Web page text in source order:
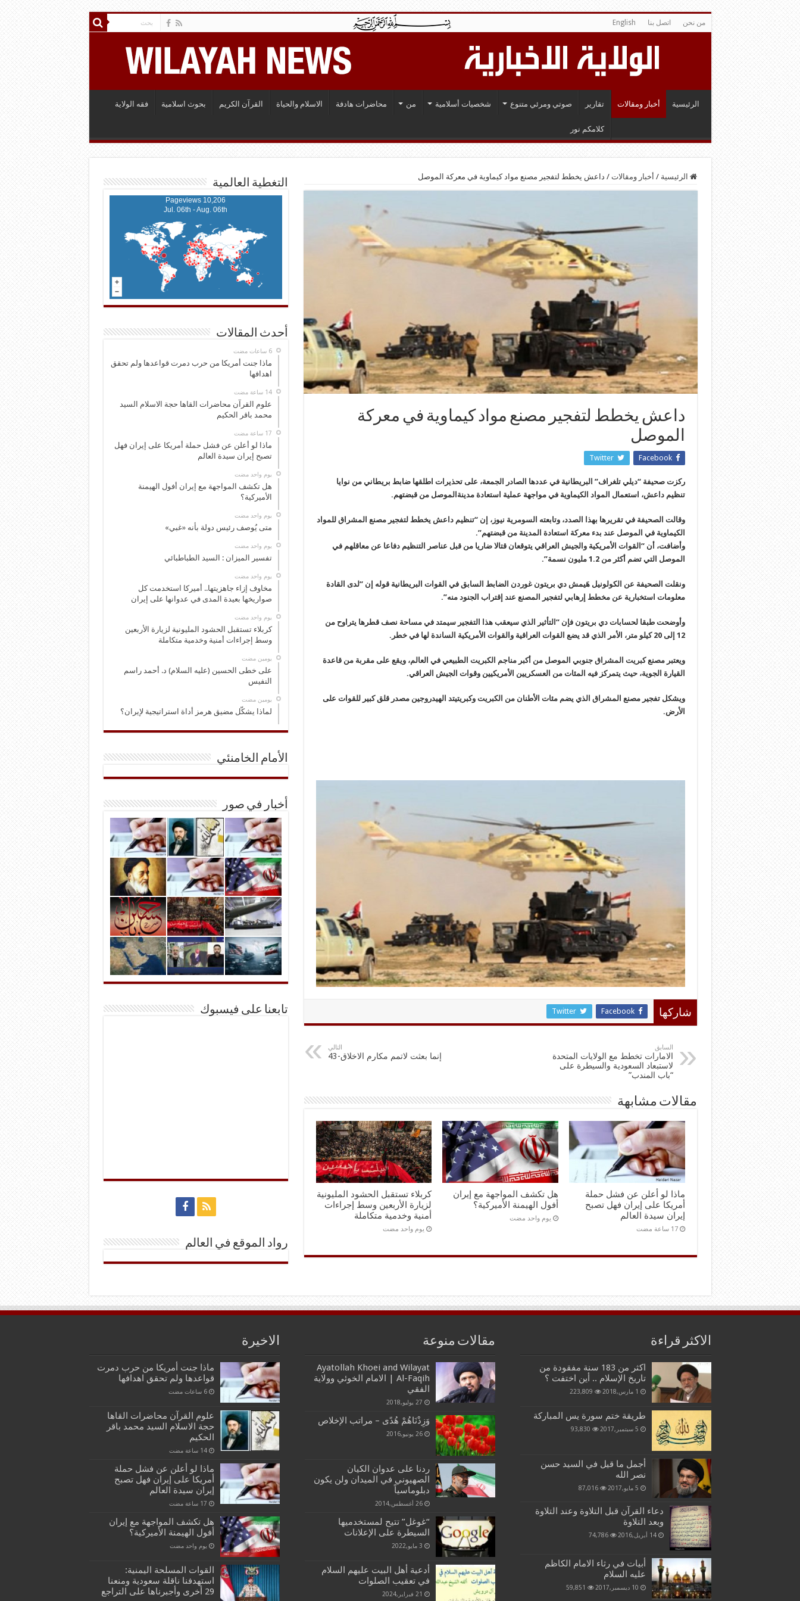
من نحن اتصل بنا English
الرئيسية أخبار ومقالات تقارير صوتي ومرئي متنوع شخصيات أسلامية من محاضرات هادفة الاسلام والحياة القرآن الكريم بحوث اسلامية فقه الولاية
كلامكم نور
الرئيسية / أخبار ومقالات / داعش يخطط لتفجير مصنع مواد كيماوية في معركة الموصل
داعش يخطط لتفجير مصنع مواد كيماوية في معركة
الموصل
Facebook
Twitter
ركزت صحيفة “ديلي تلغراف” البريطانية في عددها الصادر الجمعة، على تحذيرات اطلقها ضابط بريطاني من نوايا
تنظيمداعش، استعمال المواد الكيماوية في مواجهة عملية استعادة مدينة الموصل من قبضتهم.
وقالت الصحيفة في تقريرها بهذا الصدد، وتابعته السومرية نيوز، إن “تنظيم داعش يخطط لتفجير مصنع المشراق للمواد
الكيماوية في الموصل عند بدء معركة استعادة المدينة من قبضتهم”.
وأضافت، أن “القوات الأمريكية والجيش العراقي يتوقعان قتالا ضاريا من قبل عناصر التنظيم دفاعا عن معاقلهم في
الموصل التي تضم أكثر من 1.2 مليون نسمة”.
ونقلت الصحيفة عن الكولونيل هَيمشدي بريتون غوردن الضابط السابق في القوات البريطانية قوله إن “لدى القادة
معلومات استخبارية عن مخطط إرهابي لتفجير المصنع عند إقتراب الجنود منه”.
وأوضحت طبقا لحسابات دي بريتون فإن “التأثير الذي سيعقب هذا التفجير سيمتد في مساحة نصف قطرها يتراوح من
12 إلى 20 كيلو متر، الأمر الذي قد يضع القوات العراقية والقوات الأمريكية الساندة لها في خطر.
ويعتبر مصنع كبريت المشراق جنوبي الموصل من أكبر مناجم الكبريت الطبيعي في العالم، ويقع على مقربة من قاعدة
القيارة الجوية، حيث يتمركز فيه المئات من العسكريين الأمريكيين وقوات الجيش العراقي.
ويشكل تفجير مصنع المشراق الذي يضم مئات الأطنان من الكبريت وكبريتيتد الهيدروجين مصدر قلق كبير للقوات على
الأرض.
شاركها Facebook
Twitter
السابق
الامارات تخطط مع الولايات المتحدة
لاستبعاد السعودية والسيطرة على
“باب المندب”
التالي
إنما بعثت لاتمم مكارم الاخلاق-43
مقالات مشابهة
ماذا لو أعلن عن فشل حملة
أمريكا على إيران فهل تصبح
إيران سيدة العالم
‏17 ساعة مضت
هل تكشف المواجهة مع إيران
أفول الهيمنة الأميركية؟
‏يوم واحد مضت
كربلاء تستقبل الحشود المليونية
لزيارة الأربعين وسط إجراءات
أمنية وخدمية متكاملة
‏يوم واحد مضت
التغطية العالمية
10,206 Pageviews
Jul. 06th - Aug. 06th
أحدث المقالات
‏6 ساعات مضت
ماذا جنت أمريكا من حرب دمرت قواعدها ولم تحقق
اهدافها
‏14 ساعة مضت
علوم القرآن محاضرات القاها حجة الاسلام السيد
محمد باقر الحكيم
ماذا لو أعلن عن فشل حملة أمريكا على إيران فهل
تصبح إيران سيدة العالم
‏يوم واحد مضت
هل تكشف المواجهة مع إيران أفول الهيمنة
الأميركية؟
‏يوم واحد مضت
متى يُوصف رئيس دولة بأنه «غبي»
‏يوم واحد مضت
تفسير الميزان : السيد الطباطبائي
‏يوم واحد مضت
مخاوف إزاء جاهزيتها.. أميركا استخدمت كل
صواريخها بعيدة المدى في عدوانها على إيران
‏يوم واحد مضت
كربلاء تستقبل الحشود المليونية لزيارة الأربعين
وسط إجراءات أمنية وخدمية متكاملة
‏يومين مضت
على خطى الحسين (عليه السلام) د. أحمد راسم
النفيس
‏يومين مضت
لماذا يشكّل مضيق هرمز أداة استراتيجية لإيران؟
الأمام الخامنئي
أخبار في صور
تابعنا على فيسبوك
رواد الموقع في العالم
الاكثر قراءة
اكثر من 183 سنة مفقودة من
تاريخ الإسلام .. أين اختفت ؟
1 مارس,2018 223,809
طريقة ختم سورة يس المباركة
5 سبتمبر,2017 93,830
أجمل ما قيل في السيد حسن
نصر الله
5 مايو,2017 87,016
دعاء القرآن قبل التلاوة وعند التلاوة
وبعد التلاوة
14 أبريل,2016 74,786
أبيات في رثاء الامام الكاظم
عليه السلام
10 ديسمبر,2017 59,851
مقالات منوعة
Ayatollah Khoei and Wilayat
Al-Faqih | الامام الخوئي وولاية
الفقي
27 يوليو,2018
وَزِدْنَاهُمْ هُدًى – مراتب الإخلاص
26 يونيو,2016
ردنا على عدوان الكيان
الصهيوني في الميدان ولن يكون
دبلوماسياً
26 أغسطس,2014
“غوغل” تتيح لمستخدميها
السيطرة على الإعلانات
3 مايو,2022
أدعية أهل البيت عليهم السلام
في تعقيب الصلوات
21 فبراير,2024
الاخيرة
ماذا جنت أمريكا من حرب دمرت
قواعدها ولم تحقق اهدافها
علوم القرآن محاضرات القاها
حجة الاسلام السيد محمد باقر
الحكيم
ماذا لو أعلن عن فشل حملة
أمريكا على إيران فهل تصبح
إيران سيدة العالم
هل تكشف المواجهة مع إيران
أفول الهيمنة الأميركية؟
‏يوم واحد مضت
القوات المسلحة اليمنية:
استهدفنا ناقلة سعودية ومنعنا
29 أخرى وأجبرناها على التراجع